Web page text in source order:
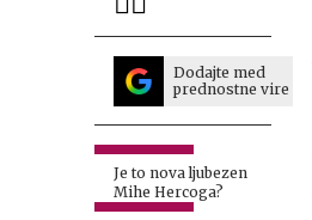
Dodajte med
prednostne vire
Je to nova ljubezen
Mihe Hercoga?